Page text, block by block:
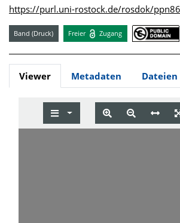
https://purl.uni-rostock.de/rosdok/
Band (Druck) Freier Zugang
Viewer Metadaten Dateien